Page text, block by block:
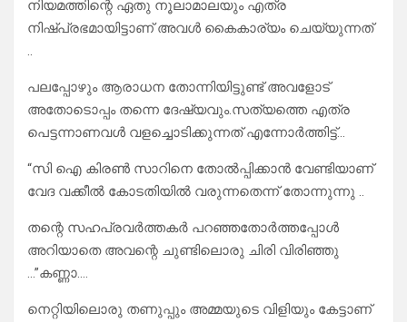
നിയമത്തിന്റെ ഏതു നൂലാമാലയും എത്ര
നിഷ്പ്രഭമായിട്ടാണ് അവൾ കൈകാര്യം ചെയ്യുന്നത്
..
പലപ്പോഴും ആരാധന തോന്നിയിട്ടുണ്ട് അവളോട്
അതോടൊപ്പം തന്നെ ദേഷ്യവും.സത്യത്തെ എത്ര
പെട്ടന്നാണവൾ വളച്ചൊടിക്കുന്നത് എന്നോർത്തിട്ട്…
“സി ഐ കിരൺ സാറിനെ തോൽപ്പിക്കാൻ വേണ്ടിയാണ്
വേദ വക്കീൽ കോടതിയിൽ വരുന്നതെന്ന് തോന്നുന്നു ..
തന്റെ സഹപ്രവർത്തകർ പറഞ്ഞതോർത്തപ്പോൾ
അറിയാതെ അവന്റെ ചുണ്ടിലൊരു ചിരി വിരിഞ്ഞു
…”കണ്ണാ….
നെറ്റിയിലൊരു തണുപ്പും അമ്മയുടെ വിളിയും കേട്ടാണ്